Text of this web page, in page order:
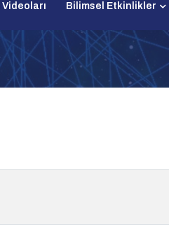
Videoları Bilimsel Etkinlikler